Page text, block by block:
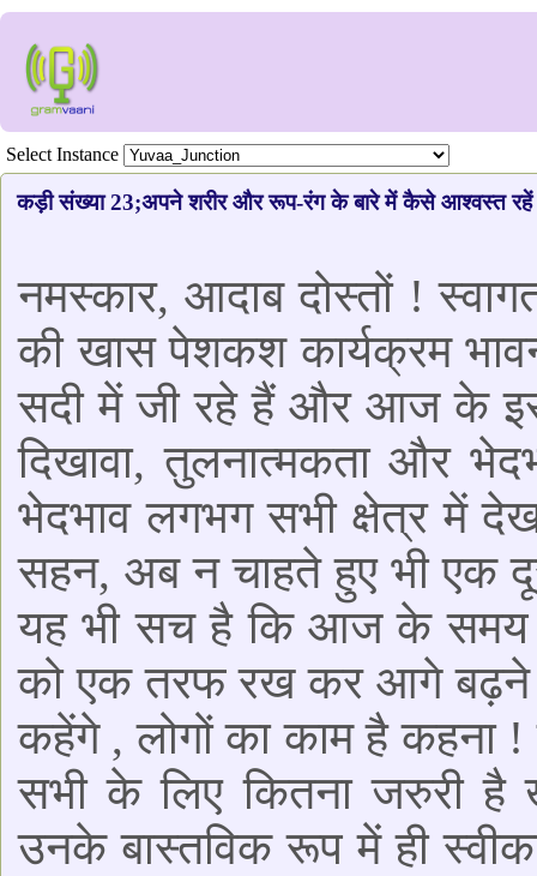
Select Instance
कड़ी संख्या 23;अपने शरीर और रूप-रंग के बारे में कैसे आश्वस्त रहें
नमस्कार, आदाब दोस्तों !
की खास पेशकश कार्यक्रम
सदी में जी रहे हैं और आज के इस
दिखावा, तुलनात्मकता और
भेदभाव लगभग सभी क्षेत्र में
सहन, अब न चाहते हुए भी एक
यह भी सच है कि आज के समय
को एक तरफ रख कर आगे बढ़ने
कहेंगे , लोगों का काम है कहना
सभी के लिए कितना जरुरी
उनके बास्तविक रूप में ही